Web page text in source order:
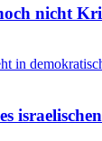
nicht
in